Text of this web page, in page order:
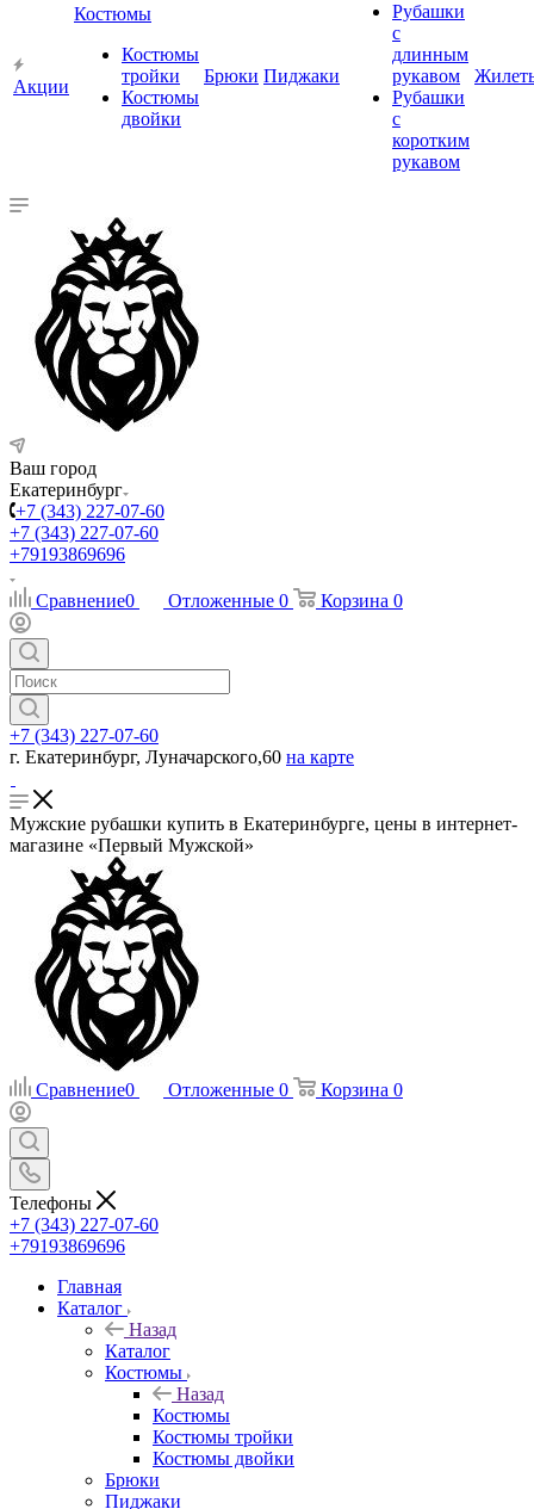
Акции
Костюмы
Костюмы
тройки
Костюмы
двойки
Брюки Пиджаки
Рубашки
с
длинным
рукавом
Рубашки
с
коротким
рукавом
Ваш город
Екатеринбург
+7 (343) 227-07-60
+7 (343) 227-07-60
+79193869696
Сравнение0 Отложенные 0 Корзина 0
+7 (343) 227-07-60
г. Екатеринбург, Луначарского,60 на карте
Мужские рубашки купить в Екатеринбурге, цены в интернет-
магазине «Первый Мужской»
Сравнение0 Отложенные 0 Корзина 0
Телефоны
+7 (343) 227-07-60
+79193869696
Главная
Каталог
Назад
Каталог
Костюмы
Назад
Костюмы
Костюмы тройки
Костюмы двойки
Брюки
Пиджаки